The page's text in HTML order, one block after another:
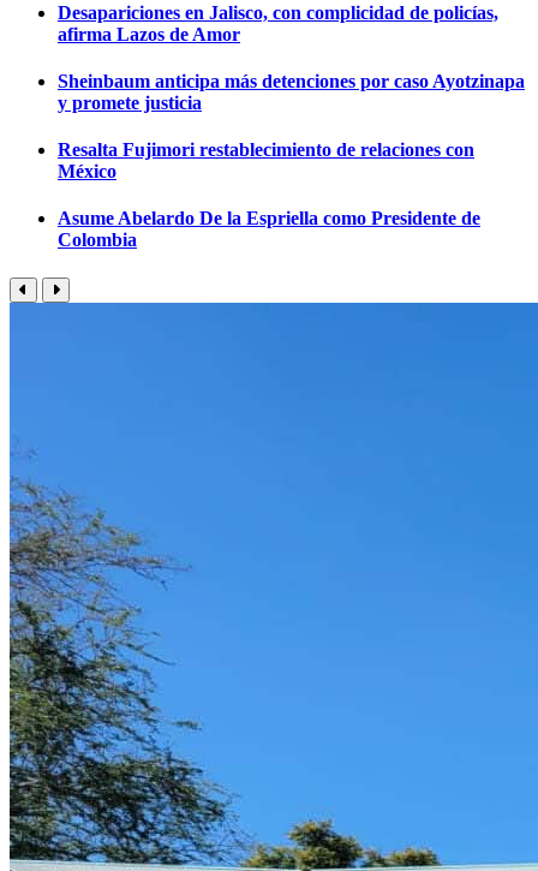
Desapariciones en Jalisco, con complicidad de policías,
afirma Lazos de Amor
Sheinbaum anticipa más detenciones por caso Ayotzinapa
y promete justicia
Resalta Fujimori restablecimiento de relaciones con
México
Asume Abelardo De la Espriella como Presidente de
Colombia